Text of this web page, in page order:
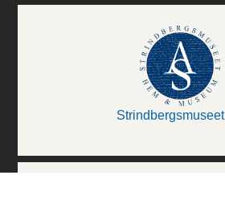
Strindbergsmuseet